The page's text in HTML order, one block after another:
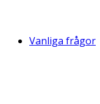
Vanliga frågor